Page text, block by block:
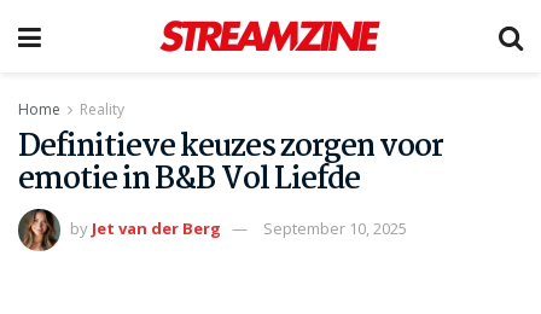
Home Reality
Definitieve keuzes zorgen voor
emotie in B&B Vol Liefde
by Jet van der Berg September 10, 2025